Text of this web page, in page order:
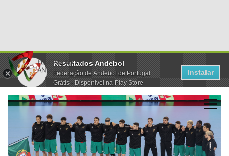
Resultados Andebol
Federação de Andebol de Portugal
Grátis - Disponivel na Play Store
Instalar